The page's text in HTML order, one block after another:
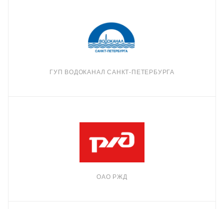
ГУП ВОДОКАНАЛ САНКТ-ПЕТЕРБУРГА
ОАО РЖД